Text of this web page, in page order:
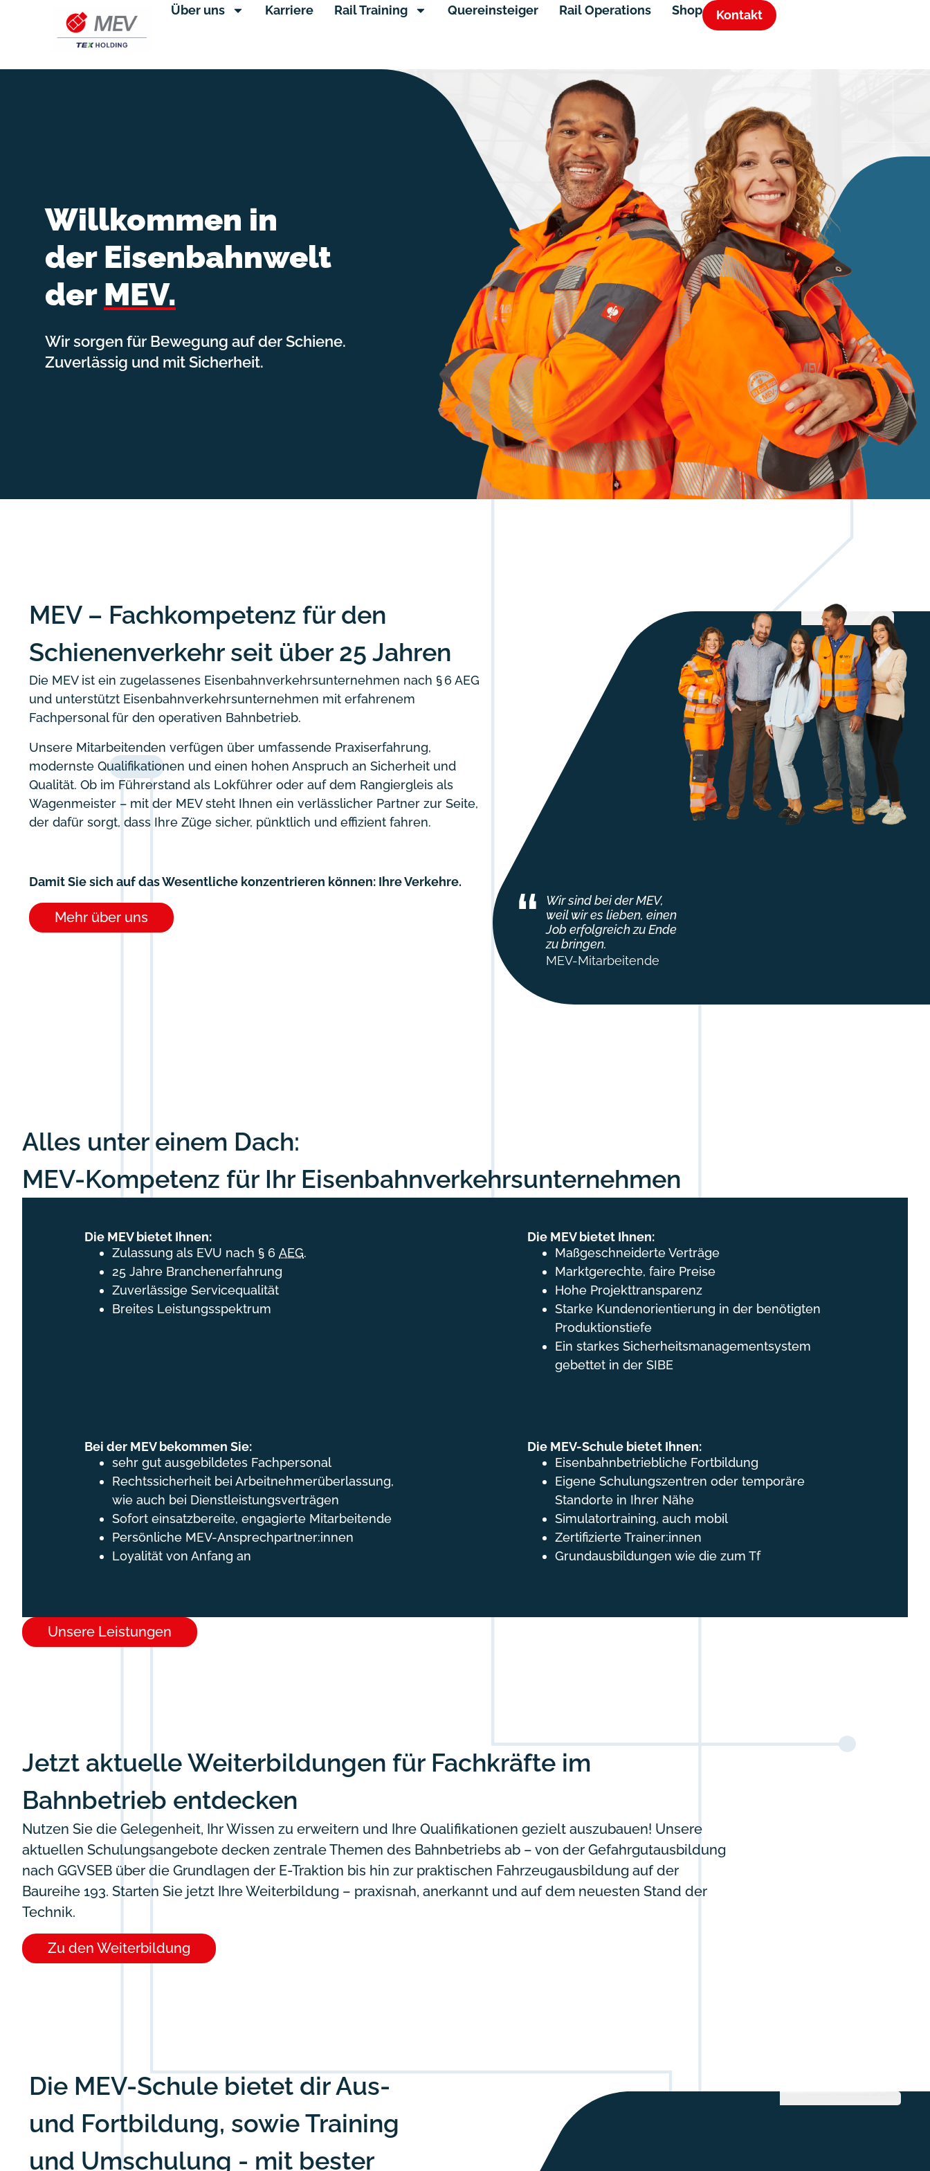
Über uns Karriere Rail Training Quereinsteiger Rail Operations Shop Kontakt
Willkommen in
der Eisenbahnwelt
der MEV.
Wir sorgen für Bewegung auf der Schiene.
Zuverlässig und mit Sicherheit.
MEV – Fachkompetenz für den
Schienenverkehr seit über 25 Jahren
Die MEV ist ein zugelassenes Eisenbahnverkehrsunternehmen nach § 6 AEG
und unterstützt Eisenbahnverkehrsunternehmen mit erfahrenem
Fachpersonal für den operativen Bahnbetrieb.
Unsere Mitarbeitenden verfügen über umfassende Praxiserfahrung,
modernste Qualifikationen und einen hohen Anspruch an Sicherheit und
Qualität. Ob im Führerstand als Lokführer oder auf dem Rangiergleis als
Wagenmeister – mit der MEV steht Ihnen ein verlässlicher Partner zur Seite,
der dafür sorgt, dass Ihre Züge sicher, pünktlich und effizient fahren.
Damit Sie sich auf das Wesentliche konzentrieren können: Ihre Verkehre.
Mehr über uns “
Wir sind bei der MEV,
weil wir es lieben, einen
Job erfolgreich zu Ende
zu bringen.
MEV-Mitarbeitende
Alles unter einem Dach:
MEV-Kompetenz für Ihr Eisenbahnverkehrs­unternehmen
Die MEV bietet Ihnen:​​
Zulassung als EVU nach § 6 AEG.
25 Jahre Branchenerfahrung
Zuverlässige Servicequalität
Breites Leistungsspektrum
Die MEV bietet Ihnen:​​
Maßgeschneiderte Verträge
Marktgerechte, faire Preise
Hohe Projekttransparenz
Starke Kundenorientierung in der benötigten
Produktionstiefe
Ein starkes Sicherheitsmanagementsystem
gebettet in der SIBE
Bei der MEV bekommen Sie:
sehr gut ausgebildetes Fachpersonal
Rechtssicherheit bei Arbeitnehmerüberlassung,
wie auch bei Dienstleistungsverträgen
Sofort einsatzbereite, engagierte Mitarbeitende
Persönliche MEV-Ansprechpartner:innen
Loyalität von Anfang an
Die MEV-Schule bietet Ihnen:
Eisenbahnbetriebliche Fortbildung
Eigene Schulungszentren oder temporäre
Standorte in Ihrer Nähe
Simulatortraining, auch mobil
Zertifizierte Trainer:innen
Grundausbildungen wie die zum Tf
Unsere Leistungen
Jetzt aktuelle Weiterbildungen für Fachkräfte im
Bahnbetrieb entdecken
Nutzen Sie die Gelegenheit, Ihr Wissen zu erweitern und Ihre Qualifikationen gezielt auszubauen! Unsere
aktuellen Schulungsangebote decken zentrale Themen des Bahnbetriebs ab – von der Gefahrgutausbildung
nach GGVSEB über die Grundlagen der E-Traktion bis hin zur praktischen Fahrzeugausbildung auf der
Baureihe 193. Starten Sie jetzt Ihre Weiterbildung – praxisnah, anerkannt und auf dem neuesten Stand der
Technik.
Zu den Weiterbildung
Die MEV-Schule bietet dir Aus-
und Fortbildung, sowie Training
und Umschulung - mit bester